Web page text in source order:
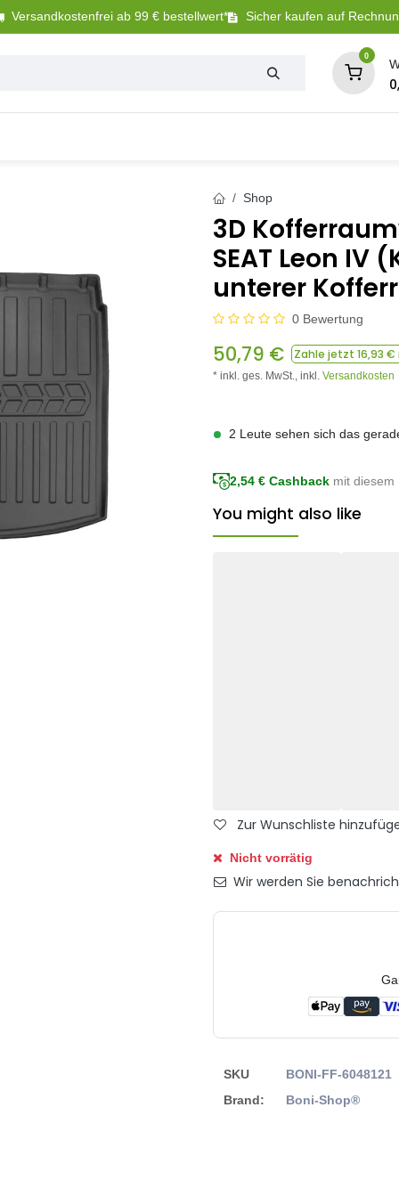
Versandkostenfrei ab 99 € bestellwert* Sicher kaufen auf
0
Shop
3D
SEAT Leon IV
unterer
0 Bewertung
50,79 € Zahle jetzt 16,93 €
* inkl. ges. MwSt., inkl. Versandkosten
2 Leute sehen sich das
2,54 € Cashback mit diesem
You might also like
Zur Wunschliste
Nicht vorrätig
Wir werden Sie
SKU
BONI-FF-6048121
Brand:
Boni-Shop®